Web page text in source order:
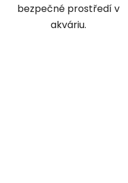
bezpečné prostředí v
akváriu.